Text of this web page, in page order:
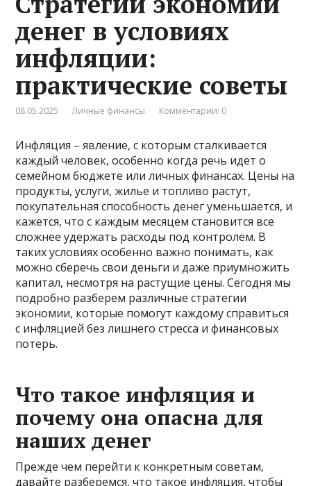
денег в условиях
инфляции:
практические советы
08.05.2025 Личные финансы Комментарии: 0
Инфляция – явление, с которым сталкивается
каждый человек, особенно когда речь идет о
семейном бюджете или личных финансах. Цены на
продукты, услуги, жилье и топливо растут,
покупательная способность денег уменьшается, и
кажется, что с каждым месяцем становится все
сложнее удержать расходы под контролем. В
таких условиях особенно важно понимать, как
можно сберечь свои деньги и даже приумножить
капитал, несмотря на растущие цены. Сегодня мы
подробно разберем различные стратегии
экономии, которые помогут каждому справиться
с инфляцией без лишнего стресса и финансовых
потерь.
Что такое инфляция и
почему она опасна для
наших денег
Прежде чем перейти к конкретным советам,
давайте разберемся, что такое инфляция, чтобы